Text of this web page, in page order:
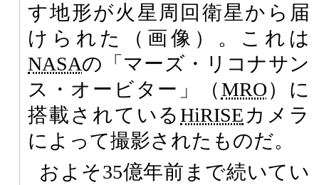
す地形が火星周回衛星から届
けられた（画像）。これは
NASAの「マーズ・リコナサン
ス・オービター」（MRO）に
搭載されているHiRISEカメラ
によって撮影されたものだ。
およそ35億年前まで続いてい